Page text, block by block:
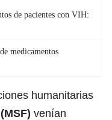
de pacientes con VIH:
medicamentos
humanitarias
venían